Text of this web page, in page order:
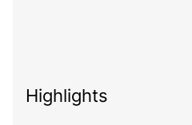
Highlights